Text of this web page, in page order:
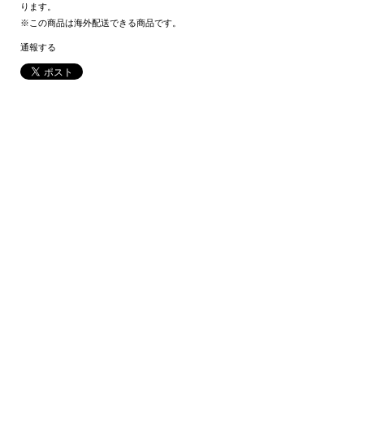
ります。
※この商品は海外配送できる商品です。
通報する